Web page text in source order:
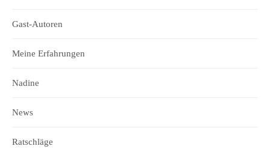
Gast-Autoren
Meine Erfahrungen
Nadine
News
Ratschläge